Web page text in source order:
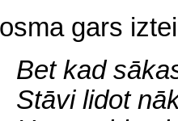
gars
Betkad
Stāvi lidot